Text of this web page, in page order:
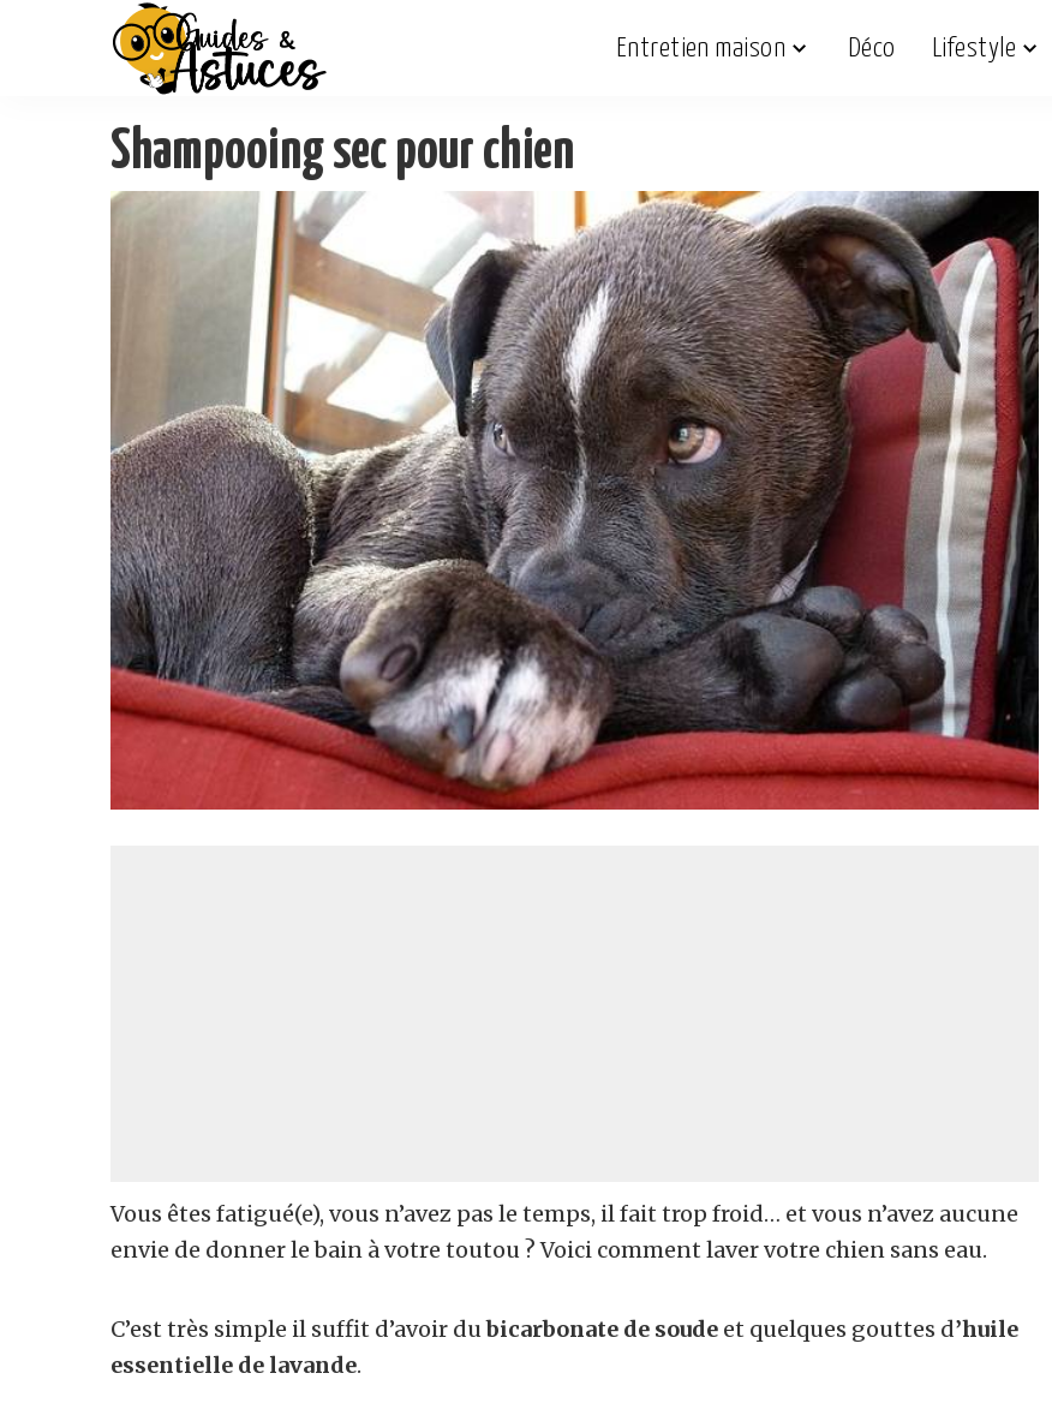
Entretien maison Déco Lifestyle
Shampooing sec pour chien
Vous êtes fatigué(e), vous n’avez pas le temps, il fait trop froid… et vous n’avez aucune
envie de donner le bain à votre toutou ? Voici comment laver votre chien sans eau.
C’est très simple il suffit d’avoir dubicarbonate de soude et quelques gouttes d’huile
essentielle de lavande.